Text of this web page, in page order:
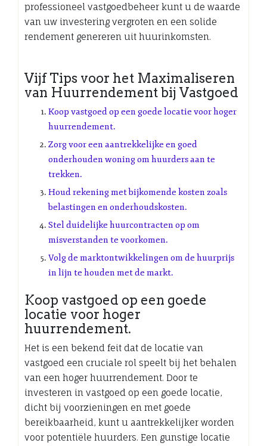
professioneel vastgoedbeheer kunt u de waarde
van uw investering vergroten en een solide
rendement genereren uit huurinkomsten.
Vijf Tips voor het Maximaliseren
van Huurrendement bij Vastgoed
Koop vastgoed op een goede locatie voor hoger
huurrendement.
Zorg voor een aantrekkelijke en goed
onderhouden woning om huurders aan te
trekken.
Houd rekening met bijkomende kosten zoals
belastingen en onderhoudskosten.
Stel duidelijke huurcontracten op om
misverstanden te voorkomen.
Volg de marktontwikkelingen om de huurprijs
in lijn te houden met de markt.
Koop vastgoed op een goede
locatie voor hoger
huurrendement.
Het is een bekend feit dat de locatie van
vastgoed een cruciale rol speelt bij het behalen
van een hoger huurrendement. Door te
investeren in vastgoed op een goede locatie,
dicht bij voorzieningen en met goede
bereikbaarheid, kunt u aantrekkelijker worden
voor potentiële huurders. Een gunstige locatie